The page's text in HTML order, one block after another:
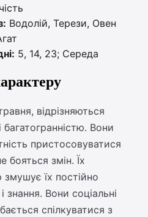
Водолій, Терези, Овен
5, 14, 23; Середа
відрізняються
Вони
пристосовуватися
бояться змін. Їх
їх постійно
знання. Вони соціальні
спілкуватися з